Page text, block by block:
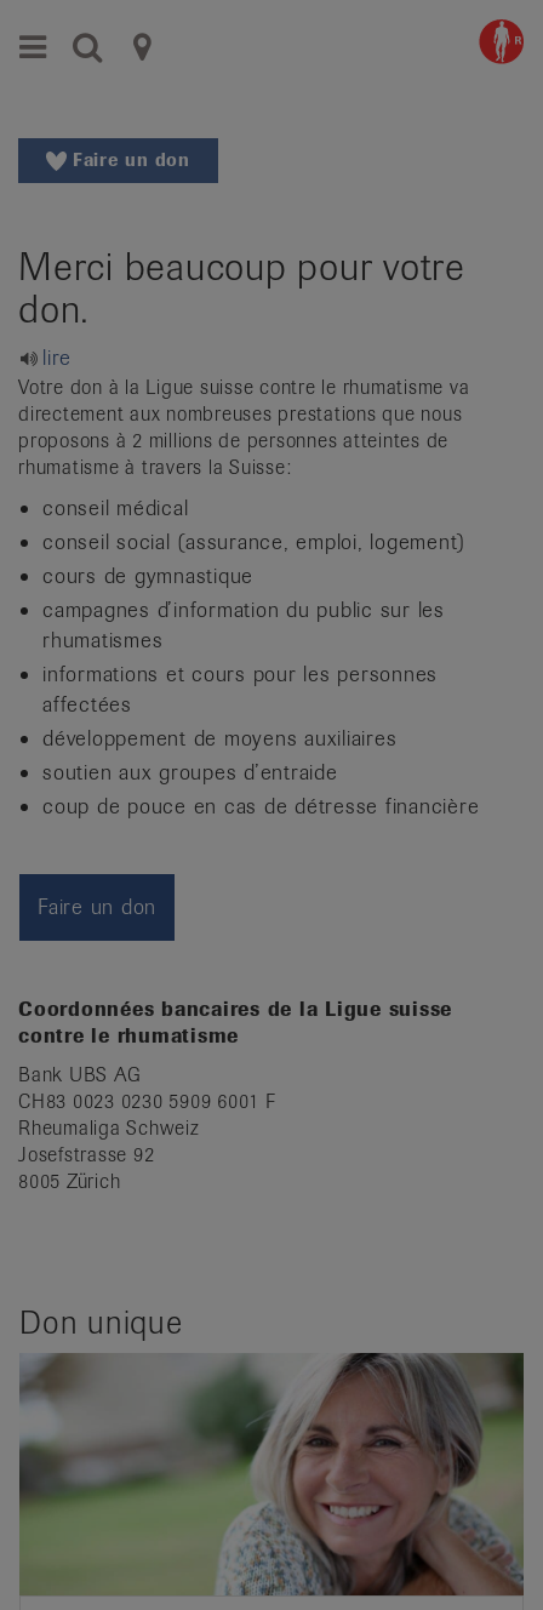
vers
au
Aller
Changer
de
région
Changer
de
langue:
de
Faire un don
Merci beaucoup pour votre
don.
lire
Votre don à la Ligue suisse contre le rhumatisme va
directement aux nombreuses prestations que nous
proposons à 2 millions de personnes atteintes de
rhumatisme à travers la Suisse:
conseil médical
conseil social (assurance, emploi, logement)
cours de gymnastique
campagnes d’information du public sur les
rhumatismes
informations et cours pour les personnes
affectées
développement de moyens auxiliaires
soutien aux groupes d’entraide
coup de pouce en cas de détresse financière
Faire un don
Coordonnées bancaires de la Ligue suisse
contre le rhumatisme
Bank UBS AG
CH83 0023 0230 5909 6001 F
Rheumaliga Schweiz
Josefstrasse 92
8005 Zürich
Don unique
Menu Recherche
Ligues
contre
le
|
de
patients